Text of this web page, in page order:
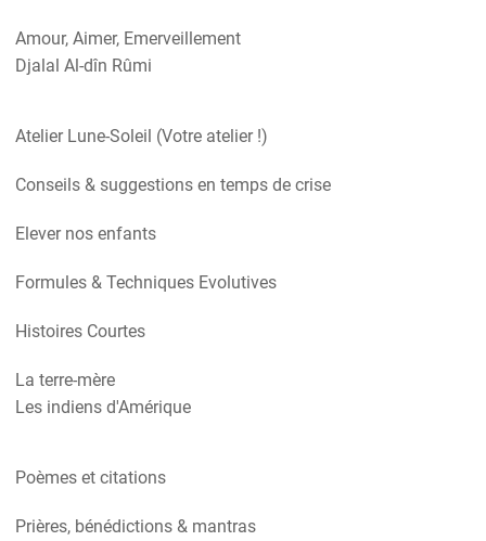
Amour, Aimer, Emerveillement
Djalal Al-dîn Rûmi
Atelier Lune-Soleil (Votre atelier !)
Conseils & suggestions en temps de crise
Elever nos enfants
Formules & Techniques Evolutives
Histoires Courtes
La terre-mère
Les indiens d'Amérique
Poèmes et citations
Prières, bénédictions & mantras